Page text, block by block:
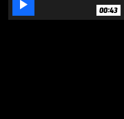
 00:43